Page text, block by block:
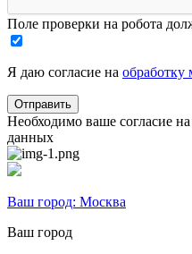
Поле проверки на робота
Я даю согласие на
Необходимо ваше согласие
данных
Ваш город: Москва
Ваш город